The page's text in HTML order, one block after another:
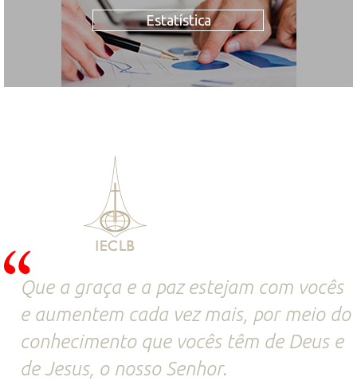
Estatística
Que a graça e a paz estejam com vocês
e aumentem cada vez mais, por meio do
conhecimento que vocês têm de Deus e
de Jesus, o nosso Senhor.